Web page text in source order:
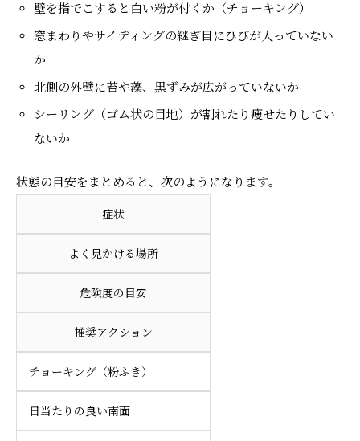
壁を指でこすると白い粉が付くか（チョーキング）
窓まわりやサイディングの継ぎ目にひびが入っていない
か
北側の外壁に苔や藻、黒ずみが広がっていないか
シーリング（ゴム状の目地）が割れたり痩せたりしてい
ないか
状態の目安をまとめると、次のようになります。
症状
よく見かける場所
危険度の目安
推奨アクション
チョーキング（粉ふき）
日当たりの良い南面